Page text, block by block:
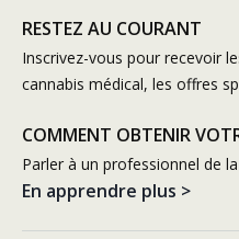
RESTEZ AU COURANT
Inscrivez-vous pour recevoir
cannabis médical, les offres
COMMENT OBTENIR
Parler à un professionnel de
En apprendre plus >